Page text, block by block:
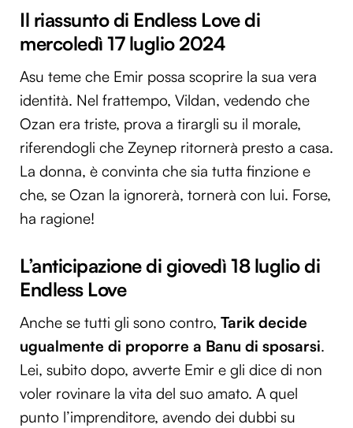
Il riassunto di Endless Love di
mercoledì 17 luglio 2024
Asu teme che Emir possa scoprire la sua vera
identità. Nel frattempo, Vildan, vedendo che
Ozan era triste, prova a tirargli su il morale,
riferendogli che Zeynep ritornerà presto a casa.
La donna, è convinta che sia tutta finzione e
che, se Ozan la ignorerà, tornerà con lui. Forse,
ha ragione!
L’anticipazione di giovedì 18 luglio di
Endless Love
Anche se tutti gli sono contro, Tarik decide
ugualmente di proporre a Banu di sposarsi.
Lei, subito dopo, avverte Emir e gli dice di non
voler rovinare la vita del suo amato. A quel
punto l’imprenditore, avendo dei dubbi su